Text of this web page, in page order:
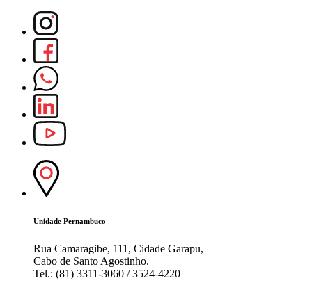
Unidade Pernambuco
Rua Camaragibe, 111, Cidade Garapu,
Cabo de Santo Agostinho.
Tel.: (81) 3311-3060 / 3524-4220